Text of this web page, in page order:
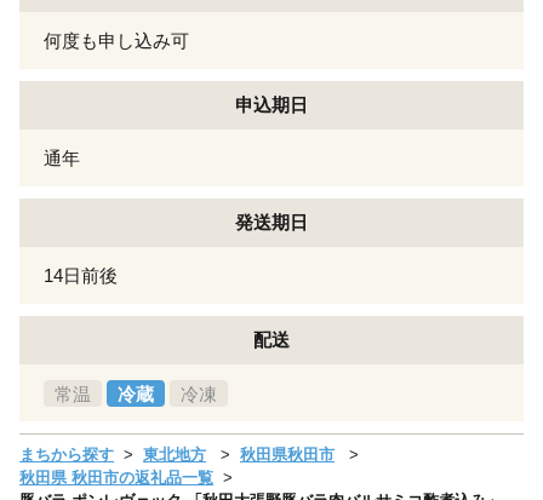
何度も申し込み可
申込期日
通年
発送期日
14日前後
配送
常温 冷蔵 冷凍
まちから探す 東北地方
秋田県秋田市
秋田県 秋田市の返礼品一覧